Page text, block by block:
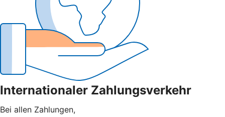
Internationaler Zahlungsverkehr
Bei allen Zahlungen,